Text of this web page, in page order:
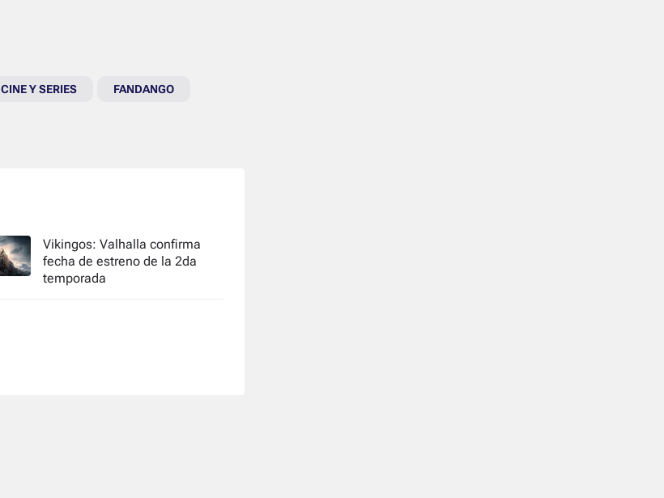
CINE Y SERIES FANDANGO
Vikingos: Valhalla confirma
fecha de estreno de la 2da
temporada